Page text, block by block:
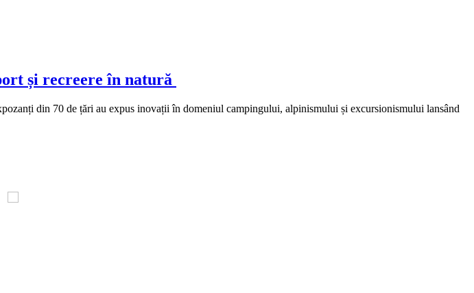
și recreere în natură
din 70 de țări au expus inovații în domeniul campingului, alpinismului și excursionismului lansând